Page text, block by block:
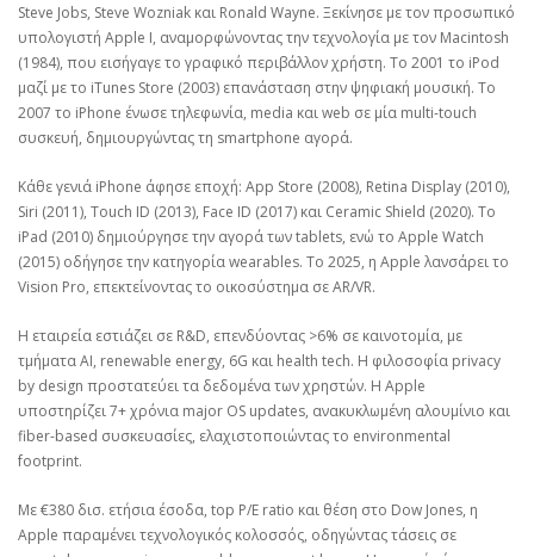
Steve Jobs, Steve Wozniak και Ronald Wayne. Ξεκίνησε με τον προσωπικό
υπολογιστή Apple I, αναμορφώνοντας την τεχνολογία με τον Macintosh
(1984), που εισήγαγε το γραφικό περιβάλλον χρήστη. Το 2001 το iPod
μαζί με το iTunes Store (2003) επανάσταση στην ψηφιακή μουσική. Το
2007 το iPhone ένωσε τηλεφωνία, media και web σε μία multi-touch
συσκευή, δημιουργώντας τη smartphone αγορά.
Κάθε γενιά iPhone άφησε εποχή: App Store (2008), Retina Display (2010),
Siri (2011), Touch ID (2013), Face ID (2017) και Ceramic Shield (2020). Το
iPad (2010) δημιούργησε την αγορά των tablets, ενώ το Apple Watch
(2015) οδήγησε την κατηγορία wearables. Το 2025, η Apple λανσάρει το
Vision Pro, επεκτείνοντας το οικοσύστημα σε AR/VR.
Η εταιρεία εστιάζει σε R&D, επενδύοντας >6% σε καινοτομία, με
τμήματα AI, renewable energy, 6G και health tech. Η φιλοσοφία privacy
by design προστατεύει τα δεδομένα των χρηστών. Η Apple
υποστηρίζει 7+ χρόνια major OS updates, ανακυκλωμένη αλουμίνιο και
fiber-based συσκευασίες, ελαχιστοποιώντας το environmental
footprint.
Με €380 δισ. ετήσια έσοδα, top P/E ratio και θέση στο Dow Jones, η
Apple παραμένει τεχνολογικός κολοσσός, οδηγώντας τάσεις σε